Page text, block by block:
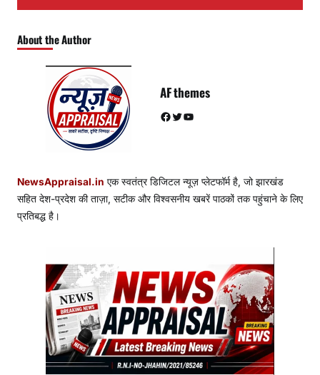
About the Author
AF themes
Facebook Twitter YouTube
NewsAppraisal.in एक स्वतंत्र डिजिटल न्यूज़ प्लेटफॉर्म है, जो झारखंड
सहित देश-प्रदेश की ताज़ा, सटीक और विश्वसनीय खबरें पाठकों तक पहुंचाने के लिए
प्रतिबद्ध है।